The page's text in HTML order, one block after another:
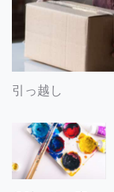
引っ越し